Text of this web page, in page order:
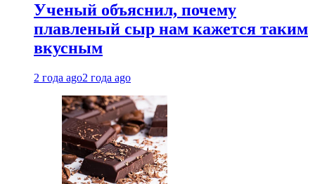
Ученый объяснил, почему
плавленый сыр нам кажется таким
вкусным
2 года ago2 года ago